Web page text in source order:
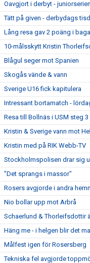
Oavgjort i derbyt - juniorserien
Tätt på given - derbydags
Lång resa gav 2 poäng i
10-målsskytt Kristin
Blågul seger mot Spanien
Skogås vände & vann
Sverige U16 fick kapitulera
Intressant bortamatch -
Resa till Bollnäs i USM steg 3
Kristin & Sverige vann mot
Kristin med på RIK Webb-TV
Stockholmspolisen drar sig
"Det sprangs i massor"
Rosers avgjorde i andra
Nio bollar upp mot Arbrå
Schaerlund & Thorleifsdottir
Häng me - i helgen blir det
Målfest igen för Rosersberg
Tekniska fel avgjorde